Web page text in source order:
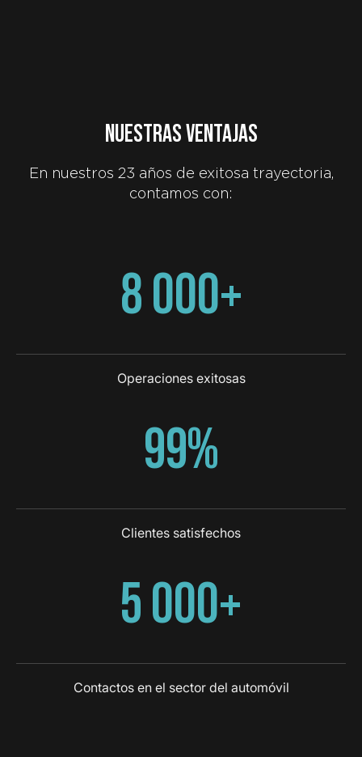
NUESTRAS VENTAJAS
En nuestros 23 años de exitosa trayectoria,
contamos con:
8 000+
Operaciones exitosas
99%
Clientes satisfechos
5 000+
Contactos en el sector del automóvil